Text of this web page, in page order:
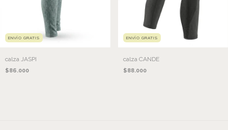
ENVÍO GRATIS
calza JASPI
$86.000
ENVÍO GRATIS
calza CANDE
$88.000